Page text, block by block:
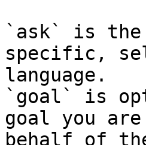
`ask` is the
specific,
language.
`goal` is
goal you
behalf of